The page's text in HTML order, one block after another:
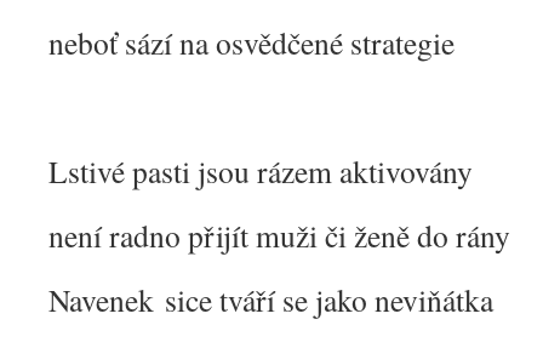
neboť sází na osvědčené strategie
Lstivé pasti jsou rázem aktivovány
není radno přijít muži či ženě do rány
Navenek sice tváří se jako neviňátka